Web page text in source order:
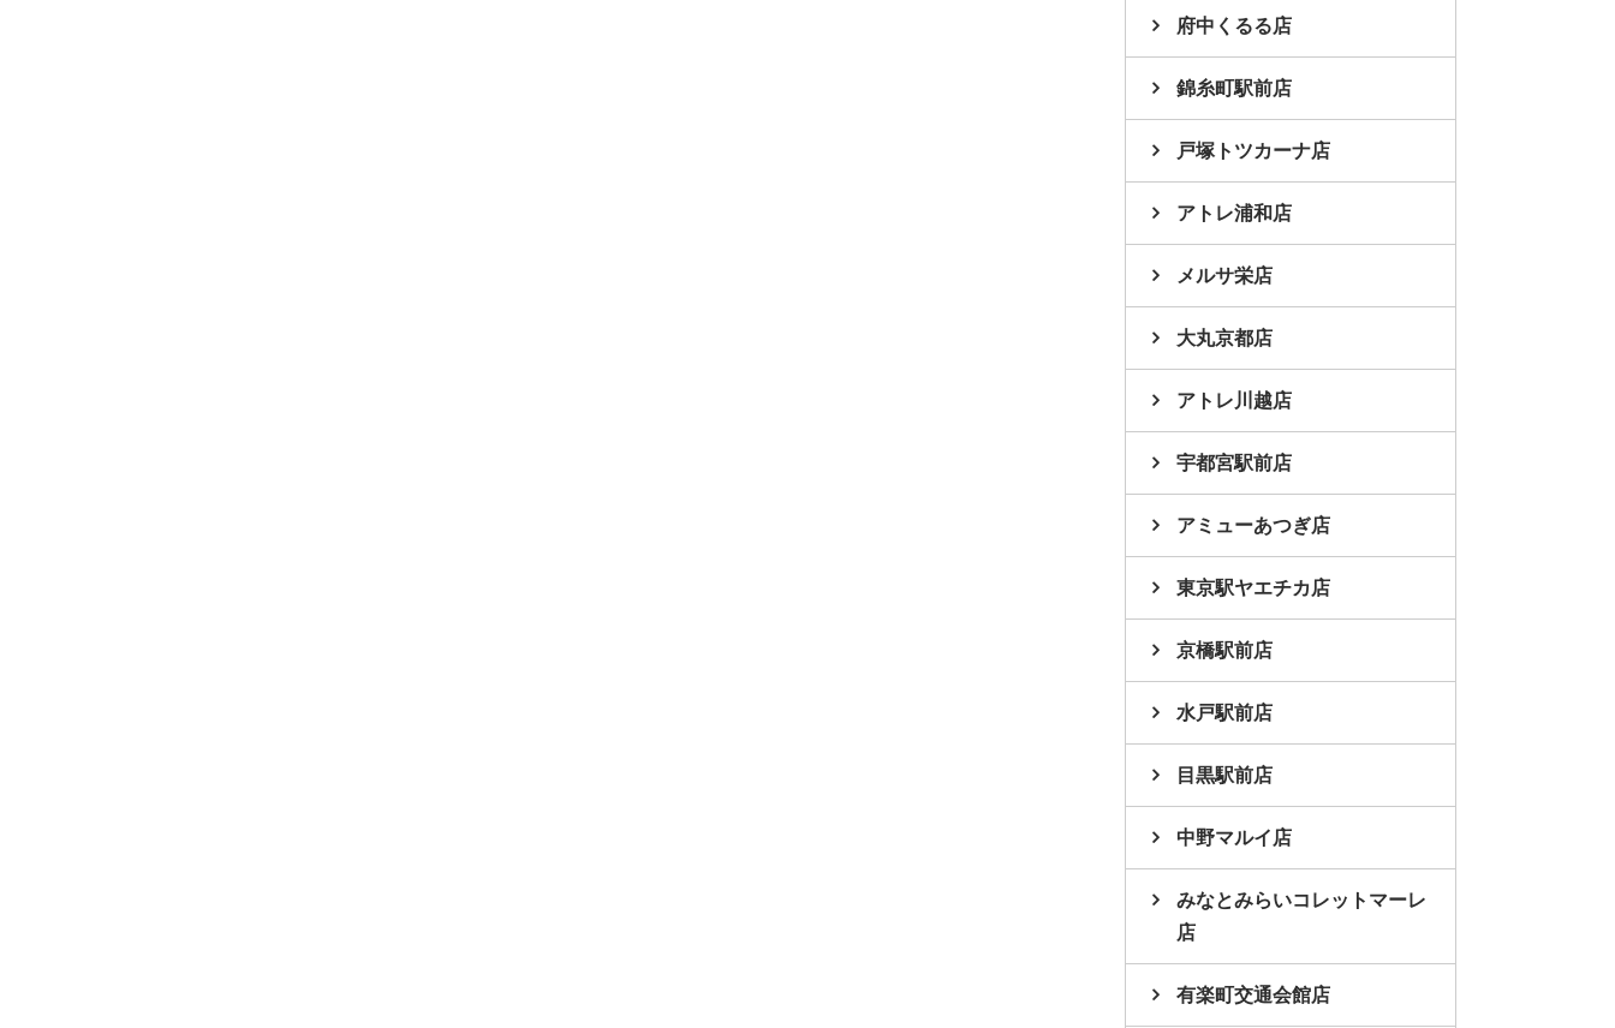
府中くるる店
錦糸町駅前店
戸塚トツカーナ店
アトレ浦和店
メルサ栄店
大丸京都店
アトレ川越店
宇都宮駅前店
アミューあつぎ店
東京駅ヤエチカ店
京橋駅前店
水戸駅前店
目黒駅前店
中野マルイ店
みなとみらいコレットマーレ
店
有楽町交通会館店